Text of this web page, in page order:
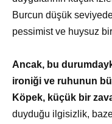
Burcun düşük
pessimist ve huysuz
Ancak, bu
ironiği ve ruhunun
Köpek, küçük bir
duyduğu ilgisizlik,